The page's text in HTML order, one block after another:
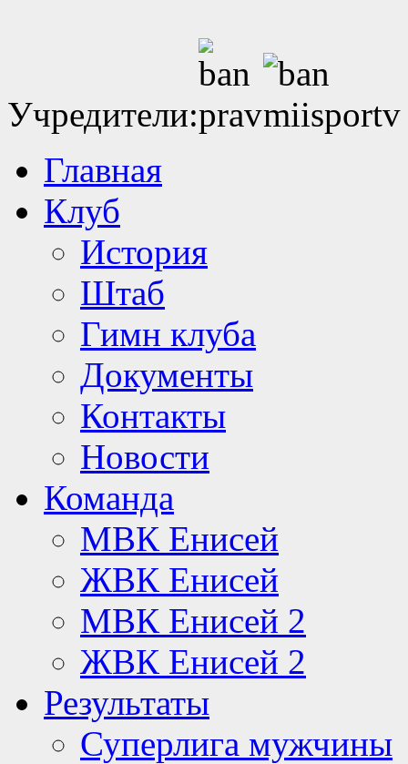
Учредители:
Главная
Клуб
История
Штаб
Гимн клуба
Документы
Контакты
Новости
Команда
МВК Енисей
ЖВК Енисей
МВК Енисей 2
ЖВК Енисей 2
Результаты
Суперлига мужчины